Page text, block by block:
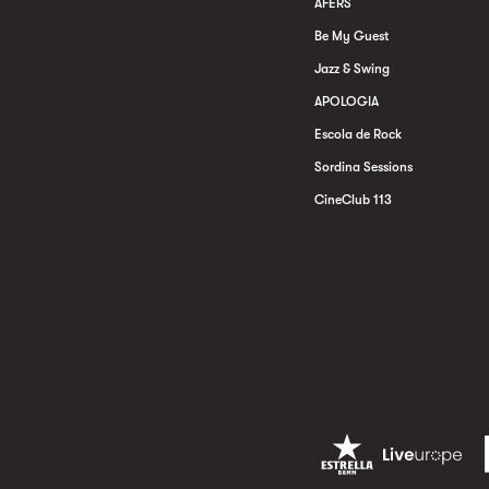
AFERS
Be My Guest
Jazz & Swing
APOLOGIA
Escola de Rock
Sordina Sessions
CineClub 113